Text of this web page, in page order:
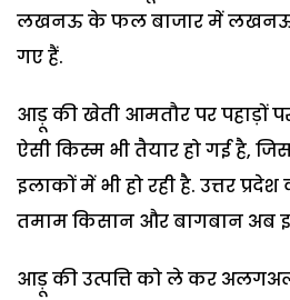
लखनऊ के फल बाजार में
गए हैं.
आड़ू की खेती आमतौर पर पहाड़ों
ऐसी किस्म भी तैयार हो गई है,
इलाकों में भी हो रही है. उत्तर
तमाम किसान और बागबान अब
आड़ू की उत्पत्ति को ले कर